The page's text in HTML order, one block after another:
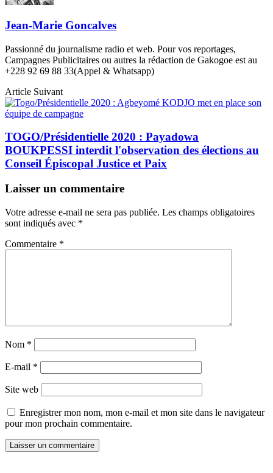
Jean-Marie Goncalves
Passionné du journalisme radio et web. Pour vos reportages,
Campagnes Publicitaires ou autres la rédaction de Gakogoe est au
+228 92 69 88 33(Appel & Whatsapp)
Article Suivant
TOGO/Présidentielle 2020 : Payadowa
BOUKPESSI interdit l'observation des élections au
Conseil Épiscopal Justice et Paix
Laisser un commentaire
Votre adresse e-mail ne sera pas publiée. Les champs obligatoires
sont indiqués avec *
Commentaire *
Nom *
E-mail *
Site web
Enregistrer mon nom, mon e-mail et mon site dans le navigateur
pour mon prochain commentaire.